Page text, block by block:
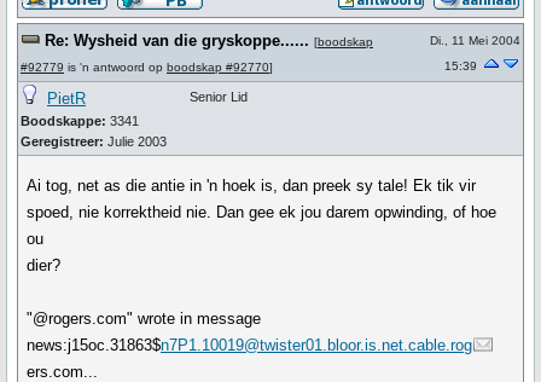
Re: Wysheid van die gryskoppe...... [boodskap
#92779 is 'n antwoord op boodskap #92770]
Di., 11 Mei 2004
15:39
PietR
Boodskappe: 3341
Geregistreer: Julie 2003
Senior Lid
Ai tog, net as die antie in 'n hoek is, dan preek sy tale! Ek tik vir
spoed, nie korrektheid nie. Dan gee ek jou darem opwinding, of hoe
ou
dier?
"@rogers.com" wrote in message
news:j15oc.31863$n7P1.10019@twister01.bloor.is.net.cable.rog
ers.com...